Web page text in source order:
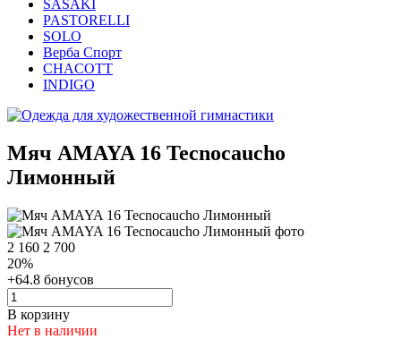
SASAKI
PASTORELLI
SOLO
Верба Спорт
CHACOTT
INDIGO
Мяч AMAYA 16 Tecnocaucho
Лимонный
2 160 2 700
20%
+64.8 бонусов
В корзину
Нет в наличии